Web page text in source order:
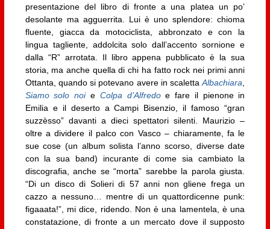
presentazione del libro di fronte a una platea un po’
desolante ma agguerrita. Lui è uno splendore: chioma
fluente, giacca da motociclista, abbronzato e con la
lingua tagliente, addolcita solo dall’accento sornione e
dalla “R” arrotata. Il libro appena pubblicato è la sua
storia, ma anche quella di chi ha fatto rock nei primi anni
Ottanta, quando si potevano avere in scalettaAlbachiara
Siamo solo noie Colpa d’Alfredoe fare il pienone in
Emilia e il deserto a Campi Bisenzio, il famoso “gran
suzzèsso” davanti a dieci spettatori silenti. Maurizio –
oltre a dividere il palco con Vasco – chiaramente, fa le
sue cose (un album solista l’anno scorso, diverse date
con la sua band) incurante di come sia cambiato la
discografia, anche se “morta” sarebbe la parola giusta.
“Di un disco di Solieri di 57 anni non gliene frega un
cazzo a nessuno… mentre di un quattordicenne punk:
figaaata!”, mi dice, ridendo. Non è una lamentela, è una
constatazione, di fronte a un mercato dove il supposto